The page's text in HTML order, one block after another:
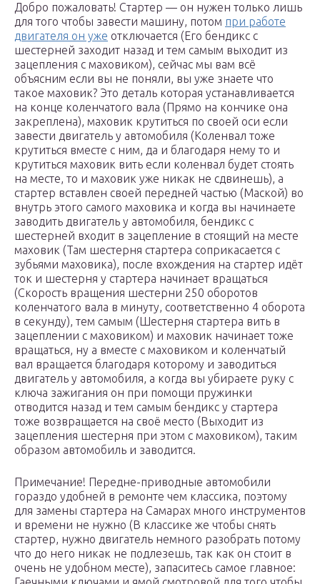
Добро пожаловать! Стартер — он нужен только лишь
для того чтобы завести машину, потом при работе
двигателя он уже отключается (Его бендикс с
шестерней заходит назад и тем самым выходит из
зацепления с маховиком), сейчас мы вам всё
объясним если вы не поняли, вы уже знаете что
такое маховик? Это деталь которая устанавливается
на конце коленчатого вала (Прямо на кончике она
закреплена), маховик крутиться по своей оси если
завести двигатель у автомобиля (Коленвал тоже
крутиться вместе с ним, да и благодаря нему то и
крутиться маховик вить если коленвал будет стоять
на месте, то и маховик уже никак не сдвинешь), а
стартер вставлен своей передней частью (Маской) во
внутрь этого самого маховика и когда вы начинаете
заводить двигатель у автомобиля, бендикс с
шестерней входит в зацепление в стоящий на месте
маховик (Там шестерня стартера соприкасается с
зубьями маховика), после вхождения на стартер идёт
ток и шестерня у стартера начинает вращаться
(Скорость вращения шестерни 250 оборотов
коленчатого вала в минуту, соответственно 4 оборота
в секунду), тем самым (Шестерня стартера вить в
зацеплении с маховиком) и маховик начинает тоже
вращаться, ну а вместе с маховиком и коленчатый
вал вращается благодаря которому и заводиться
двигатель у автомобиля, а когда вы убираете руку с
ключа зажигания он при помощи пружинки
отводится назад и тем самым бендикс у стартера
тоже возвращается на своё место (Выходит из
зацепления шестерня при этом с маховиком), таким
образом автомобиль и заводится.
Примечание! Передне-приводные автомобили
гораздо удобней в ремонте чем классика, поэтому
для замены стартера на Самарах много инструментов
и времени не нужно (В классике же чтобы снять
стартер, нужно двигатель немного разобрать потому
что до него никак не подлезешь, так как он стоит в
очень не удобном месте), запаситесь самое главное: